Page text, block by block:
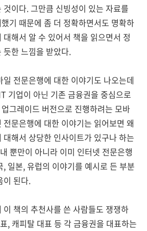
이다. 그만큼 신빙성이 있는 자료를
기 때문에 좀 더 정확하면서도 명확하
해서 알 수 있어서 책을 읽으면서 정
한 느낌을 받았다.
전문은행에 대한 이야기도 나오는데
기업이 아닌 기존 금융권을 중심으로
그레이드 버전으로 진행하려는 모바
문은행에 대한 이야기는 읽어보면 왜
해서 상당한 인사이트가 있구나 하는
뿐만이 아니라 이미 인터넷 전문은행
일본, 유럽의 이야기를 예시로 든 부분
이 된다.
책의 추천사를 쓴 사람들도 쟁쟁하
, 캐피탈 대표 등 각 금융권을 대표하는